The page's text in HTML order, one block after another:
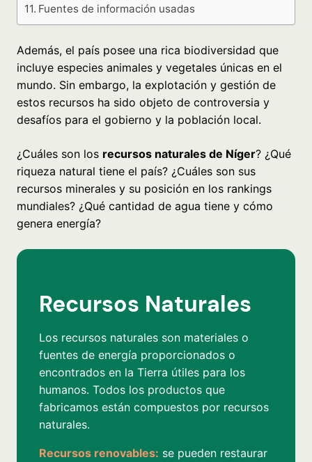
Fuentes de información usadas
Además, el país posee una rica biodiversidad que
incluye especies animales y vegetales únicas en el
mundo. Sin embargo, la explotación y gestión de
estos recursos ha sido objeto de controversia y
desafíos para el gobierno y la población local.
¿Cuáles son los recursos naturales de Níger? ¿Qué
riqueza natural tiene el país? ¿Cuáles son sus
recursos minerales y su posición en los rankings
mundiales? ¿Qué cantidad de agua tiene y cómo
genera energía?
Recursos Naturales
Los recursos naturales son materiales o
fuentes de energía proporcionados o
encontrados en la Tierra útiles para los
humanos. Todos los productos que
fabricamos están compuestos por recursos
naturales.
Recursos renovables: se pueden restaurar